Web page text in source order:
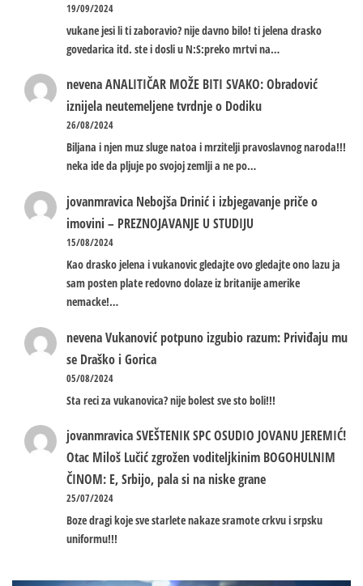
19/09/2024
vukane jesi li ti zaboravio? nije davno bilo! ti jelena drasko
govedarica itd. ste i dosli u N:S:preko mrtvi na…
nevenaANALITIČAR MOŽE BITI SVAKO: Obradović
iznijela neutemeljene tvrdnje o Dodiku
26/08/2024
Biljana i njen muz sluge natoa i mrzitelji pravoslavnog naroda!!!
neka ide da pljuje po svojoj zemlji a ne po…
jovanmravica Nebojša Drinić i izbjegavanje priče o
imovini – PREZNOJAVANJE U STUDIJU
15/08/2024
Kao drasko jelena i vukanovic gledajte ovo gledajte ono lazu ja
sam posten plate redovno dolaze iz britanije amerike
nemacke!…
nevenaVukanović potpuno izgubio razum: Priviđaju mu
se Draško i Gorica
05/08/2024
Sta reci za vukanovica? nije bolest sve sto boli!!!
jovanmravicaSVEŠTENIK SPC OSUDIO JOVANU JEREMIĆ!
Otac Miloš Lučić zgrožen voditeljkinim BOGOHULNIM
ČINOM: E, Srbijo, pala si na niske grane
25/07/2024
Boze dragi koje sve starlete nakaze sramote crkvu i srpsku
uniformu!!!